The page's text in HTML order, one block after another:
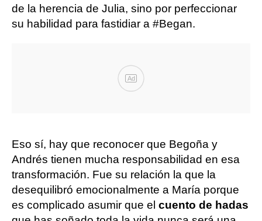
de la herencia de Julia, sino por perfeccionar
su habilidad para fastidiar a #Began.
Ad
Eso sí, hay que reconocer que Begoña y
Andrés tienen mucha responsabilidad en esa
transformación. Fue su relación la que la
desequilibró emocionalmente a María porque
es complicado asumir que el cuento de hadas